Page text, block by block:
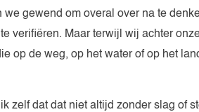
we gewend om overal over na te
verifiëren. Maar terwijl wij achter
op de weg, op het water of op het
zelf dat dat niet altijd zonder slag of